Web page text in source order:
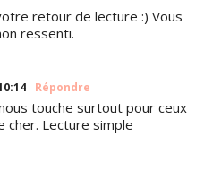
retour de lecture :) Vous
ressenti.
Répondre
touche surtout pour ceux
cher. Lecture simple